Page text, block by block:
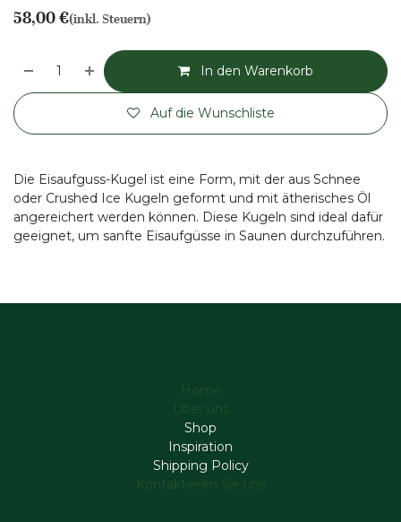
58,00€(inkl. Steuern)
In den Warenkorb
Auf die Wunschliste
Die Eisaufguss-Kugel ist eine Form, mit der aus Schnee
oder Crushed Ice Kugeln geformt und mit ätherisches Öl
angereichert werden können. Diese Kugeln sind ideal dafür
geeignet, um sanfte Eisaufgüsse in Saunen durchzuführen.
Home
Über uns
Shop
Inspiration
Shipping Policy
Kontaktieren Sie uns